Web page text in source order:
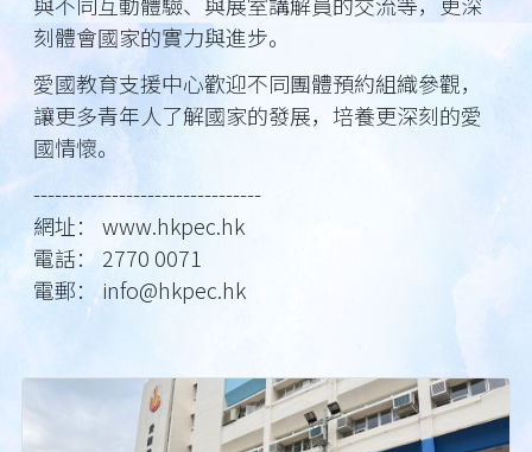
刻體會國家的實力與進步。
愛國教育支援中心歡迎不同團體預約組織參觀，
讓更多青年人了解國家的發展，培養更深刻的愛
國情懷。
--------------------------------
網址： www.hkpec.hk
電話： 2770 0071
電郵： info@hkpec.hk